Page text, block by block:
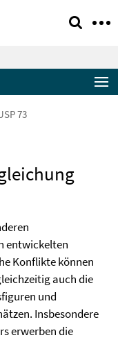
73
entwickelten
Konflikte können
auch die
und
Insbesondere
erwerben die